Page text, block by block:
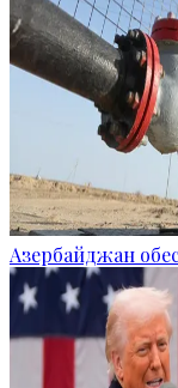
Азербайджан